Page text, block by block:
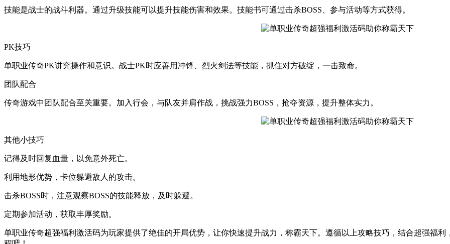
技能是战士的战斗利器。通过升级技能可以提升技能伤害和效果。技能书可通过击杀BOSS、参与活动等方式获得。
PK技巧
单职业传奇PK讲究操作和意识。战士PK时应善用冲锋、烈火剑法等技能，抓住对方破绽，一击致命。
团队配合
传奇游戏中团队配合至关重要。加入行会，与队友并肩作战，挑战强力BOSS，抢夺资源，提升整体实力。
其他小技巧
记得及时回复血量，以免意外死亡。
利用地形优势，卡位躲避敌人的攻击。
击杀BOSS时，注意观察BOSS的技能释放，及时躲避。
定期参加活动，获取丰厚奖励。
单职业传奇超强福利激活码为玩家提供了绝佳的开局优势，让你快速提升战力，称霸天下。遵循以上攻略技巧，结合超强福